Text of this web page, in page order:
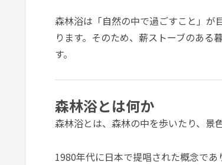
森林浴は「自然の中で過ごすこと」が
ります。そのため、薪ストーブのあ
す。
森林浴とは何か
森林浴とは、森林の中を歩いたり、景
1980年代に日本で提唱された概念であ